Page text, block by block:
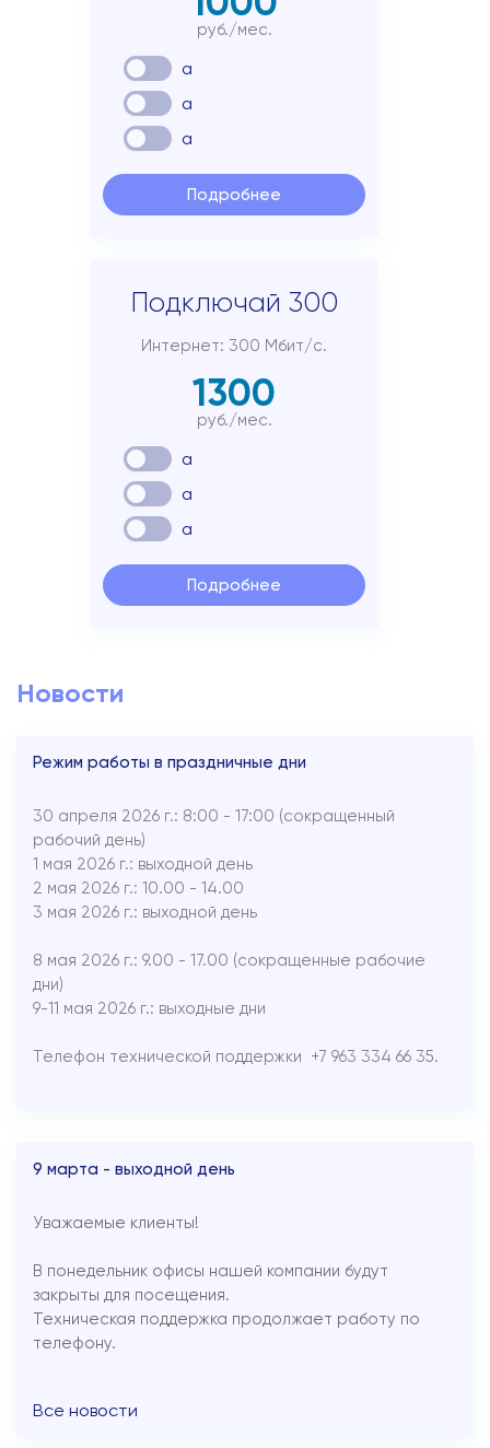
руб./мес.
a
a
a
Подробнее
Подключай 300
Интернет: 300 Мбит/с.
1300
руб./мес.
a
a
a
Подробнее
Новости
Режим работы в праздничные дни
30 апреля 2026 г.: 8:00 - 17:00 (сокращенный
рабочий день)
1 мая 2026 г.: выходной день
2 мая 2026 г.: 10.00 - 14.00
3 мая 2026 г.: выходной день
8 мая 2026 г.: 9.00 - 17.00 (сокращенные рабочие
дни)
9-11 мая 2026 г.: выходные дни
Телефон технической поддержки +7 963 334 66 35.
9 марта - выходной день
Уважаемые клиенты!
В понедельник офисы нашей компании будут
закрыты для посещения.
Техническая поддержка продолжает работу по
телефону.
Все новости